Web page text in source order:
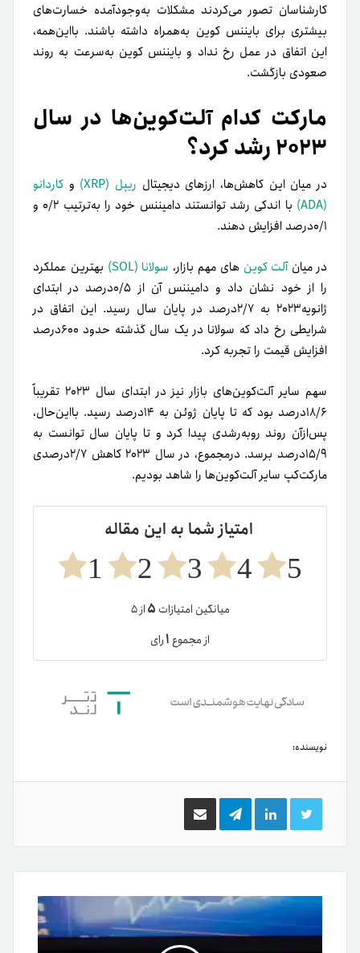
کارشناسان تصور می‌کردند مشکلات به‌وجود‌آمده خسارت‌های
بیشتری برای بایننس کوین به‌همراه داشته باشند. بااین‌همه،
این اتفاق در عمل رخ نداد و بایننس کوین به‌سرعت به روند
صعودی بازگشت.
مارکت کدام آلت‌کوین‌ها در سال
۲۰۲۳ رشد کرد؟
در میان این کاهش‌ها، ارزهای دیجیتال ریپل (XRP) و کاردانو
(ADA)
با اندکی رشد توانستند دامیننس خود را به‌ترتیب ۰/۲ و
۰/۱درصد افزایش دهند.
در میانآلت کوین‌ های مهم بازار، سولانا (SOL)
بهترین عملکرد
را از خود نشان داد و دامیننس آن از ۰/۵درصد در ابتدای
ژانویه‌۲۰۲۳ به ۲/۷درصد در پایان سال رسید. این اتفاق در
شرایطی رخ داد که سولانا در یک سال گذشته حدود ۶۰۰درصد
افزایش قیمت را تجربه کرد.
سهم سایر آلت‌کوین‌های بازار نیز در ابتدای سال ۲۰۲۳ تقریباً
۱۸/۶درصد بود که تا پایان ژوئن به ۱۴درصد رسید. بااین‌حال،
پس‌از‌آن روند رو‌به‌رشدی پیدا کرد و تا پایان سال توانست به
۱۵/۹درصد برسد. در‌مجموع، در سال ۲۰۲۳ کاهش ۲/۷درصدی
مارکت‌کپ سایر آلت‌کوین‌ها را شاهد بودیم.
امتیاز شما به این مقاله
5
4
3
2
1
میانگین امتیازات ۵از ۵
از مجموع۱رای
نویسنده:
توییتر لینکدینتلگرام اشتراک
گذاری
ایمیل